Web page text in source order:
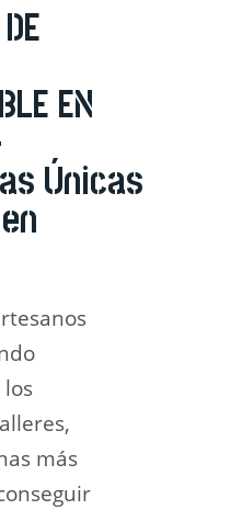
EN
Únicas
más